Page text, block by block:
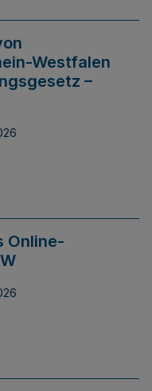
Westfalen
–
Online-